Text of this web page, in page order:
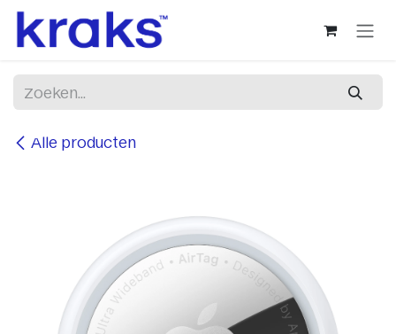
Overslaan naar inhoud
Alle producten